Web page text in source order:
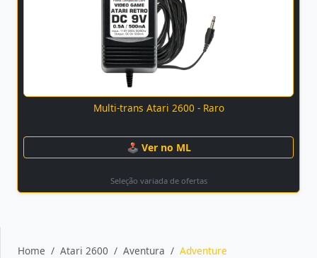
Multi-trans Atari 2600 - Raro
🕹 Ver no ML
Seleção variada de ofertas
Home Atari 2600 Aventura Adventure